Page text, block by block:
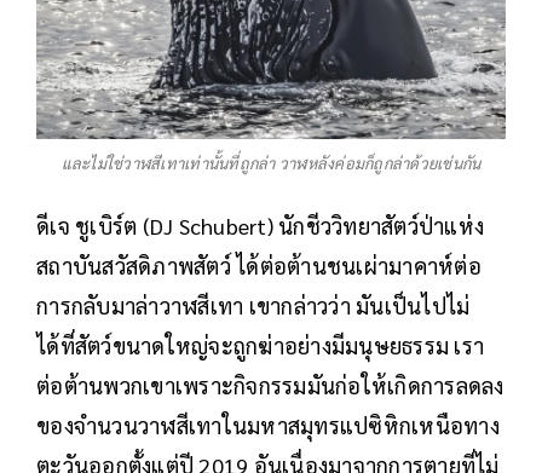
และไม่ใช่วาฬสีเทาเท่านั้นที่ถูกล่า วาฬหลังค่อมก็ถูกล่าด้วยเช่นกัน
ดีเจ ชูเบิร์ต (DJ Schubert) นักชีววิทยาสัตว์ป่าแห่ง
สถาบันสวัสดิภาพสัตว์ ได้ต่อต้านชนเผ่ามาคาห์ต่อ
การกลับมาล่าวาฬสีเทา เขากล่าวว่า มันเป็นไปไม่
ได้ที่สัตว์ขนาดใหญ่จะถูกฆ่าอย่างมีมนุษยธรรม เรา
ต่อต้านพวกเขาเพราะกิจกรรมมันก่อให้เกิดการลดลง
ของจำนวนวาฬสีเทาในมหาสมุทรแปซิหิกเหนือทาง
ตะวันออกตั้งแต่ปี 2019 อันเนื่องมาจากการตายที่ไม่